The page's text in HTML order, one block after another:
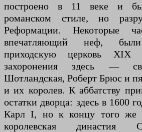
построено в 11 веке и
романском стиле, но
Реформации. Некоторые
впечатляющий неф,
приходскую церковь XIX
захоронения здесь —
Шотландская, Роберт Брюс и
и их королев. К аббатству
остатки дворца: здесь в 1600
Карл I, но к концу того же
королевская династия